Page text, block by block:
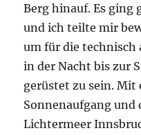
Morgensonne auf
Kalkkögel waren
Dolomitenfeeling
und dazu ein
Himmel. Nach der
Alm ging es dann
und nach kurzer